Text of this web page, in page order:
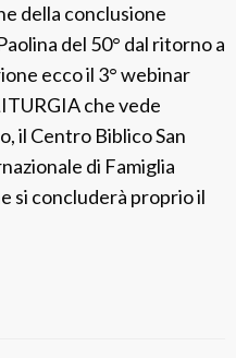
della conclusione
del 50° dal ritorno a
ecco il 3° webinar
che vede
il Centro Biblico San
di Famiglia
si concluderà proprio il